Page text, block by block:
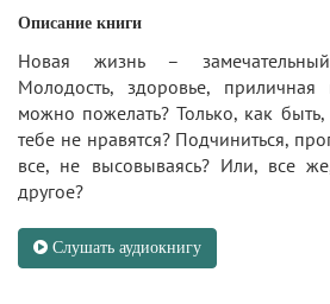
Описание книги
Новая жизнь –
Молодость, здоровье,
можно пожелать? Только, как
тебе не нравятся? Подчиниться,
все, не высовываясь? Или, все
другое?
Слушать аудиокнигу